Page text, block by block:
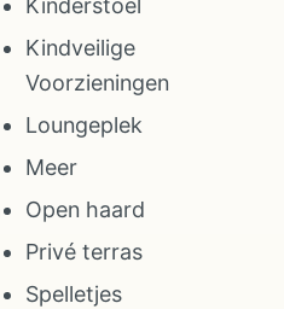
Kinderstoel
Kindveilige
Voorzieningen
Loungeplek
Meer
Open haard
Privé terras
Spelletjes